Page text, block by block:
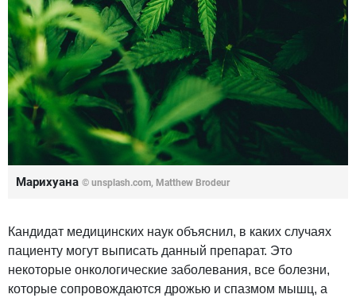
Марихуана © unsplash.com, Matthew Brodeur
Кандидат медицинских наук объяснил, в каких случаях
пациенту могут выписать данный препарат. Это
некоторые онкологические заболевания, все болезни,
которые сопровождаются дрожью и спазмом мышц, а